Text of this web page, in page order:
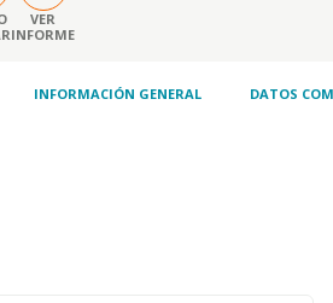
VER
INFORME
INFORMACIÓN GENERAL DATOS